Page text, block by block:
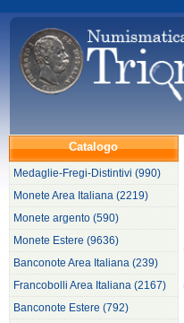
Catalogo
Medaglie-Fregi-Distintivi (990)
Monete Area Italiana (2219)
Monete argento (590)
Monete Estere (9636)
Banconote Area Italiana (239)
Francobolli Area Italiana (2167)
Banconote Estere (792)